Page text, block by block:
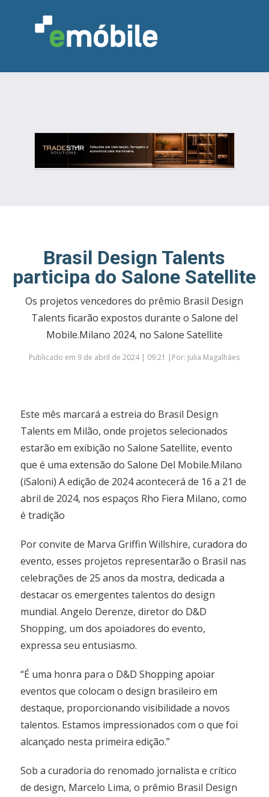
DESIGN & DECORAÇÃO
INDICADORES
FEIRAS NOTÍCIAS
Brasil Design Talents
participa do Salone Satellite
Os projetos vencedores do prêmio Brasil Design
Talents ficarão expostos durante o Salone del
Mobile.Milano 2024, no Salone Satellite
Publicado em 9 de abril de 2024 | 09:21 |Por: Julia Magalhães
Este mês marcará a estreia do Brasil Design
Talents em Milão, onde projetos selecionados
estarão em exibição no Salone Satellite, evento
que é uma extensão do Salone Del Mobile.Milano
(iSaloni) A edição de 2024 acontecerá de 16 a 21 de
abril de 2024, nos espaços Rho Fiera Milano, como
é tradição
Por convite de Marva Griffin Willshire, curadora do
evento, esses projetos representarão o Brasil nas
celebrações de 25 anos da mostra, dedicada a
destacar os emergentes talentos do design
mundial. Angelo Derenze, diretor do D&D
Shopping, um dos apoiadores do evento,
expressa seu entusiasmo.
“É uma honra para o D&D Shopping apoiar
eventos que colocam o design brasileiro em
destaque, proporcionando visibilidade a novos
talentos. Estamos impressionados com o que foi
alcançado nesta primeira edição.”
Sob a curadoria do renomado jornalista e crítico
de design, Marcelo Lima, o prêmio Brasil Design